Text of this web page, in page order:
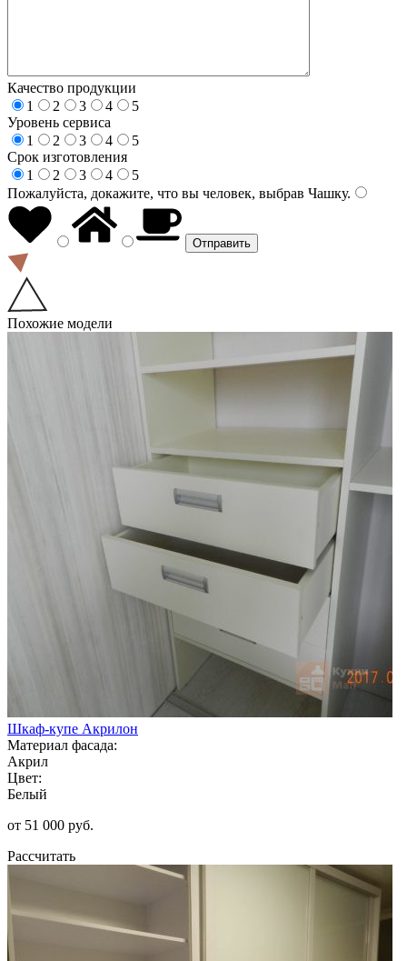
Качество продукции
1
2 3 4
5
Уровень сервиса
1
2 3 4
5
Срок изготовления
1
2 3 4
5
Пожалуйста, докажите, что вы человек, выбрав Чашку.
Похожие модели
Шкаф-купе Акрилон
Материал фасада:
Акрил
Цвет:
Белый
от 51 000 руб.
Рассчитать